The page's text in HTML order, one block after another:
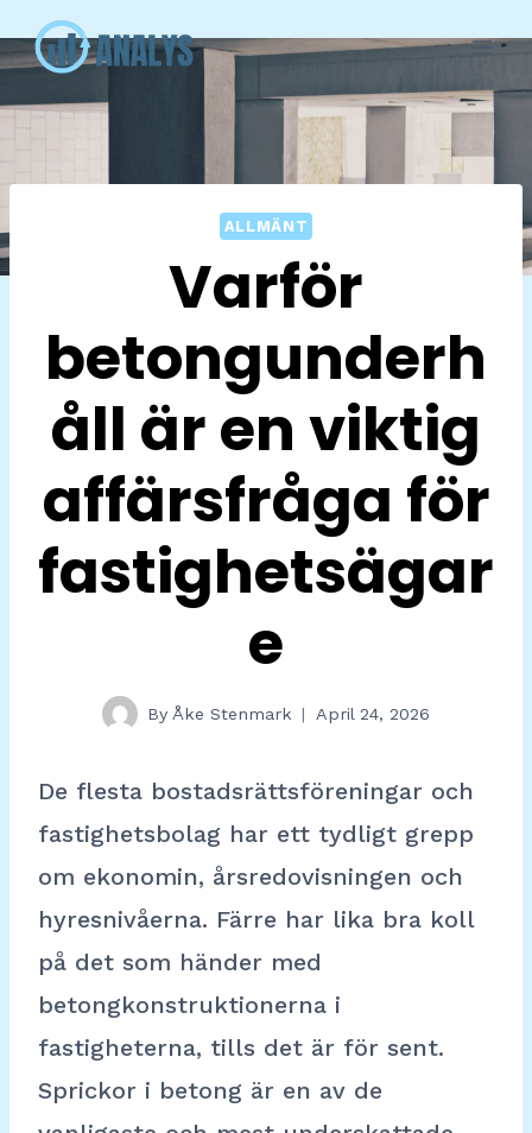
to
ALLMÄNT
Varför
betongunderh
åll är en viktig
affärsfråga för
fastighetsägar
e
By Åke Stenmark April 24, 2026
De flesta bostadsrättsföreningar och
fastighetsbolag har ett tydligt grepp
om ekonomin, årsredovisningen och
hyresnivåerna. Färre har lika bra koll
på det som händer med
betongkonstruktionerna i
fastigheterna, tills det är för sent.
Sprickor i betong är en av de